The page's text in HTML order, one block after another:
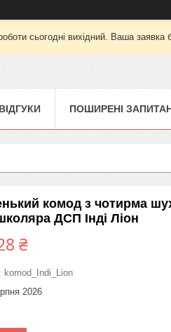
сьогодні вихідний. Ваша
ВІДГУКИ ПОШИРЕНІ
комод з чотирма
ДСП Інді Ліон
₴
komod_Indi_Lion
2026